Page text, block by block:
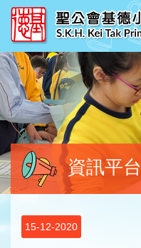
資訊平台
15-12-2020